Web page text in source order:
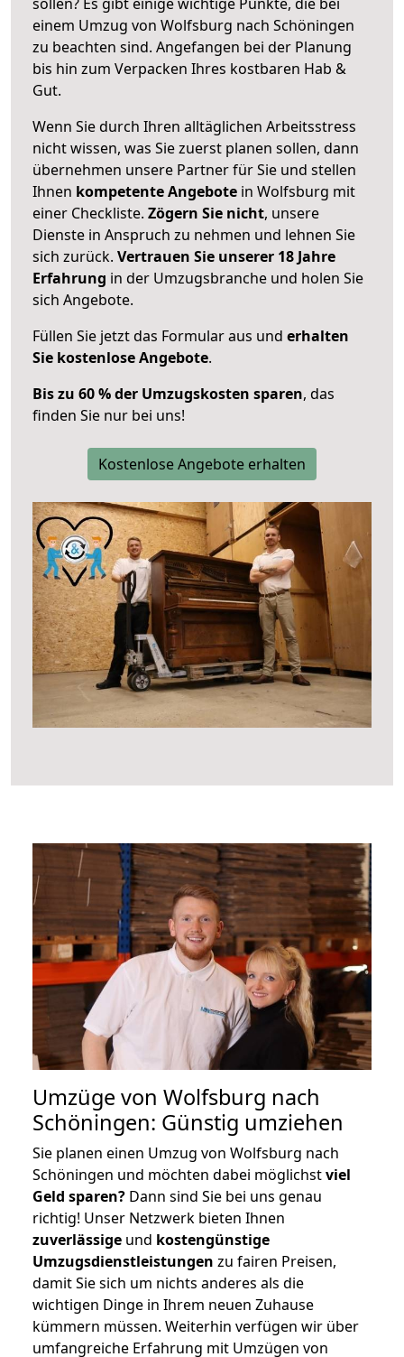
einem Umzug von Wolfsburg nach Schöningen
zu beachten sind. Angefangen bei der Planung
bis hin zum Verpacken Ihres kostbaren Hab &
Gut.
Wenn Sie durch Ihren alltäglichen Arbeitsstress
nicht wissen, was Sie zuerst planen sollen, dann
übernehmen unsere Partner für Sie und stellen
Ihnen kompetente Angebote in Wolfsburg mit
einer Checkliste. Zögern Sie nicht, unsere
Dienste in Anspruch zu nehmen und lehnen Sie
sich zurück. Vertrauen Sie unserer 18 Jahre
Erfahrung in der Umzugsbranche und holen Sie
sich Angebote.
Füllen Sie jetzt das Formular aus und erhalten
Sie kostenlose Angebote.
Bis zu 60 % der Umzugskosten sparen, das
finden Sie nur bei uns!
Kostenlose Angebote erhalten
Umzüge von Wolfsburg nach
Schöningen: Günstig umziehen
Sie planen einen Umzug von Wolfsburg nach
Schöningen und möchten dabei möglichstviel
Geld sparen? Dann sind Sie bei uns genau
richtig! Unser Netzwerk bieten Ihnen
zuverlässige und kostengünstige
Umzugsdienstleistungen zu fairen Preisen,
damit Sie sich um nichts anderes als die
wichtigen Dinge in Ihrem neuen Zuhause
kümmern müssen. Weiterhin verfügen wir über
umfangreiche Erfahrung mit Umzügen von